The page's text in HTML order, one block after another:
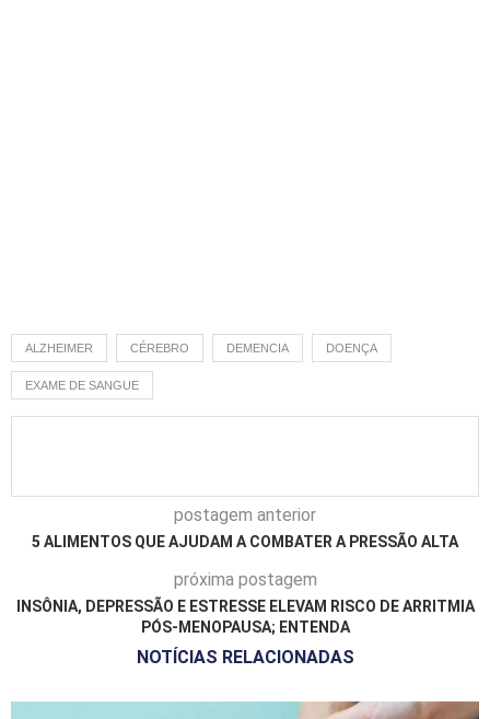
ALZHEIMER CÉREBRO DEMENCIA DOENÇA
EXAME DE SANGUE
postagem anterior
5 ALIMENTOS QUE AJUDAM A COMBATER A PRESSÃO ALTA
próxima postagem
INSÔNIA, DEPRESSÃO E ESTRESSE ELEVAM RISCO DE ARRITMIA
PÓS-MENOPAUSA; ENTENDA
NOTÍCIAS RELACIONADAS